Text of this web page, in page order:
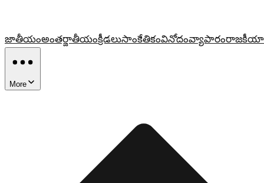
జాతీయంఅంతర్జాతీయంక్రీడలుసాంకేతికంవినోదంవ్యాపారం
More